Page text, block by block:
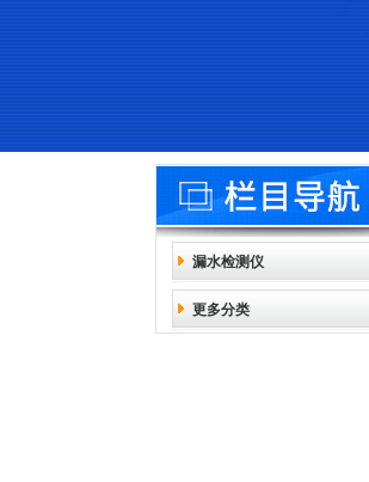
漏水检测仪
更多分类